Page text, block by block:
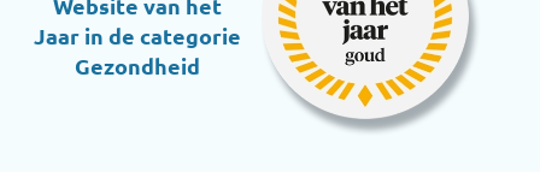
Jaar in de categorie
Gezondheid